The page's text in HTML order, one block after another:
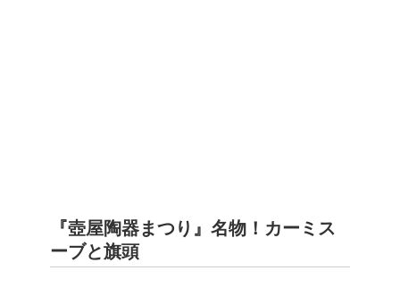
『壺屋陶器まつり』名物！ カーミス
ーブと旗頭